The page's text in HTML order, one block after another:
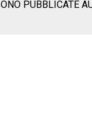
PUBBLICATE